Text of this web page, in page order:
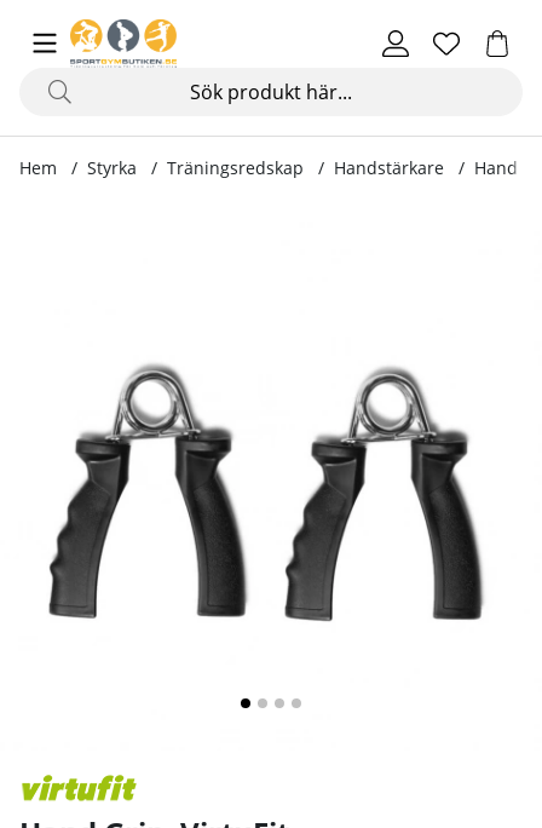
Hem Styrka Träningsredskap Handstärkare Hand